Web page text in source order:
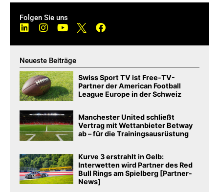
Folgen Sie uns
Neueste Beiträge
Swiss Sport TV ist Free-TV-
Partner der American Football
League Europe in der Schweiz
Manchester United schließt
Vertrag mit Wettanbieter Betway
ab – für die Trainingsausrüstung
Kurve 3 erstrahlt in Gelb:
Interwetten wird Partner des Red
Bull Rings am Spielberg [Partner-
News]